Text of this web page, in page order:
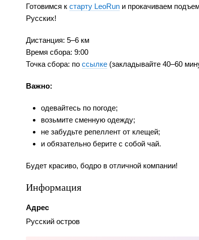
Готовимся к старту LeoRun и прокачиваем
Русских!
Дистанция: 5–6 км
Время сбора: 9:00
Точка сбора: по ссылке (закладывайте 40–60
Важно:
одевайтесь по погоде;
возьмите сменную одежду;
не забудьте репеллент от клещей;
и обязательно берите с собой чай.
Будет красиво, бодро в отличной компании!
Информация
Адрес
Русский остров